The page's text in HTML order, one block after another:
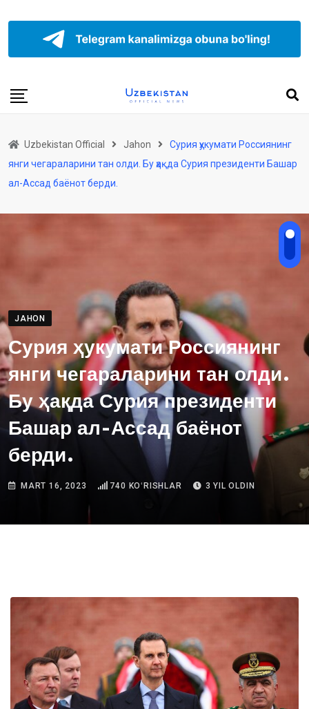
Uzbekistan Official Jahon
Сурия ҳукумати Россиянинг
янги чегараларини тан олди. Бу ҳақда Сурия президенти Башар
ал-Ассад баёнот берди.
JAHON
Сурия ҳукумати Россиянинг
янги чегараларини тан олди.
Бу ҳақда Сурия президенти
Башар ал-Ассад баёнот
берди.
MART 16, 2023 740 KOʻRISHLAR 3 YIL OLDIN